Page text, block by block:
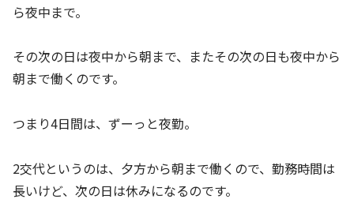
ら夜中まで。
その次の日は夜中から朝まで、またその次の日も夜中から
朝まで働くのです。
つまり4日間は、ずーっと夜勤。
2交代というのは、夕方から朝まで働くので、勤務時間は
長いけど、次の日は休みになるのです。